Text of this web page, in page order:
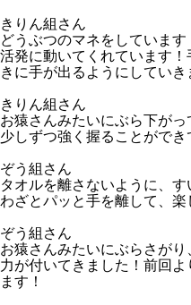
きりん組さん
どうぶつのマネをしています
活発に動いてくれています
きに手が出るようにしていき
きりん組さん
お猿さんみたいにぶら下がっ
少しずつ強く握ることができ
ぞう組さん
タオルを離さないように、す
わざとパッと手を離して、楽
ぞう組さん
お猿さんみたいにぶらさが
力が付いてきました！前回
ます！